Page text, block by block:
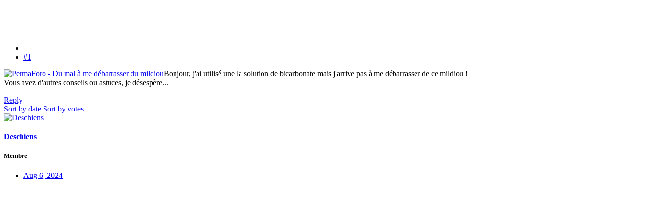
#1
Bonjour, j'ai utilisé une la solution de bicarbonate mais j'arrive pas à me débarrasser de ce mildiou !
Vous avez d'autres conseils ou astuces, je désespère...
Reply
Sort by date Sort by votes
Deschiens
Membre
Aug 6, 2024